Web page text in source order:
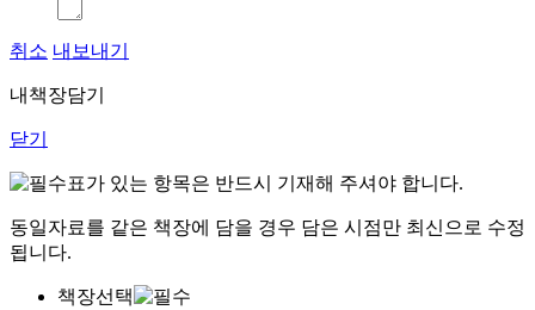
취소 내보내기
내책장담기
닫기
표가 있는 항목은 반드시 기재해 주셔야 합니다.
동일자료를 같은 책장에 담을 경우 담은 시점만 최신으로 수정
됩니다.
책장선택